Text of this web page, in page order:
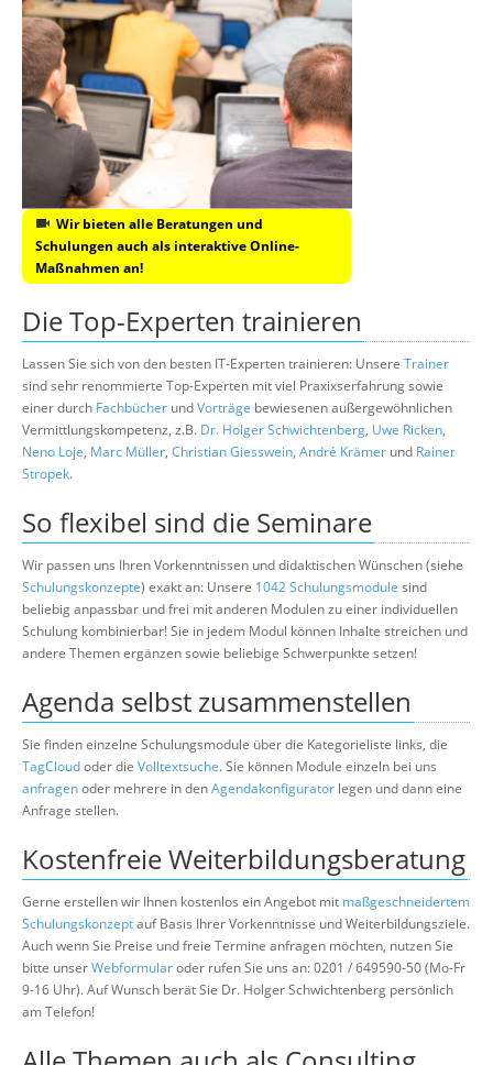
Wir bieten alle Beratungen und
Schulungen auch als interaktive Online-
Maßnahmen an!
Die Top-Experten trainieren
Lassen Sie sich von den besten IT-Experten trainieren: Unsere Trainer
sind sehr renommierte Top-Experten mit viel Praxixserfahrung sowie
einer durch Fachbücher undVorträge bewiesenen außergewöhnlichen
Vermittlungskompetenz, z.B. Dr. Holger Schwichtenberg, Uwe Ricken,
Neno Loje, Marc Müller, Christian Giesswein, André Krämer und Rainer
Stropek.
So flexibel sind die Seminare
Wir passen uns Ihren Vorkenntnissen und didaktischen Wünschen (siehe
Schulungskonzepte) exakt an: Unsere 1042 Schulungsmodule sind
beliebig anpassbar und frei mit anderen Modulen zu einer individuellen
Schulung kombinierbar! Sie in jedem Modul können Inhalte streichen und
andere Themen ergänzen sowie beliebige Schwerpunkte setzen!
Agenda selbst zusammenstellen
Sie finden einzelne Schulungsmodule über die Kategorieliste links, die
TagCloudoder die Volltextsuche. Sie können Module einzeln bei uns
anfragenoder mehrere in denAgendakonfigurator legen und dann eine
Anfrage stellen.
Kostenfreie Weiterbildungsberatung
Gerne erstellen wir Ihnen kostenlos ein Angebot mit maßgeschneidertem
Schulungskonzeptauf Basis Ihrer Vorkenntnisse und Weiterbildungsziele.
Auch wenn Sie Preise und freie Termine anfragen möchten, nutzen Sie
bitte unserWebformularoder rufen Sie uns an: 0201 / 649590-50 (Mo-Fr
9-16 Uhr). Auf Wunsch berät Sie Dr. Holger Schwichtenberg persönlich
am Telefon!